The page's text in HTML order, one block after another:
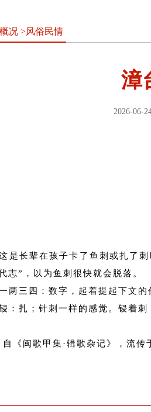
况 >风俗民情
漳
2026-06-
这是长辈在孩子卡了鱼刺或扎了
志”，以为鱼刺很快就会脱落。
一两三四：数字，起着提起下文
锓：扎；针刺一样的感觉。锓着
自《闽歌甲集·辑歌杂记》，流传